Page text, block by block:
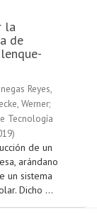
la
de
Reyes,
Werner;
Tecnología
)
de un
arándano
un sistema
Dicho ...